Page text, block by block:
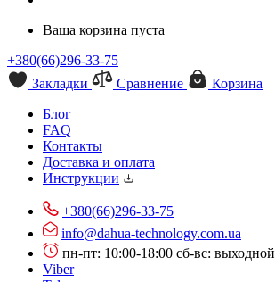
Ваша корзина пуста
+380(66)296-33-75
Закладки
Сравнение
Корзина
Блог
FAQ
Контакты
Доставка и оплата
Инструкции
+380(66)296-33-75
info@dahua-technology.com.ua
пн-пт: 10:00-18:00 сб-вс: выходной
Viber